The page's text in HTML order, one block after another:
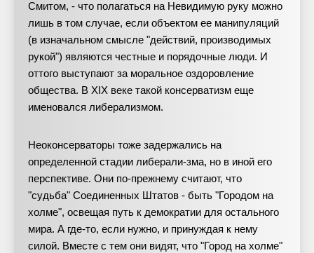
Смитом, - что полагаться на Невидимую руку можно
лишь в том случае, если объектом ее манипуляций
(в изначальном смысле "действий, производимых
рукой") являются честные и порядочные люди. И
оттого выступают за моральное оздоровление
общества. В XIX веке такой консерватизм еще
именовался либерализмом.
Неоконсерваторы тоже задержались на
определенной стадии либерали-зма, но в иной его
перспективе. Они по-прежнему считают, что
"судьба" Соединенных Штатов - быть "Городом на
холме", освещая путь к демократии для остального
мира. А где-то, если нужно, и принуждая к нему
силой. Вместе с тем они видят, что "Город на холме"